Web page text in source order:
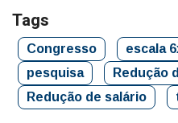
Tags
Congresso escala
pesquisa
Redução
Redução de salário